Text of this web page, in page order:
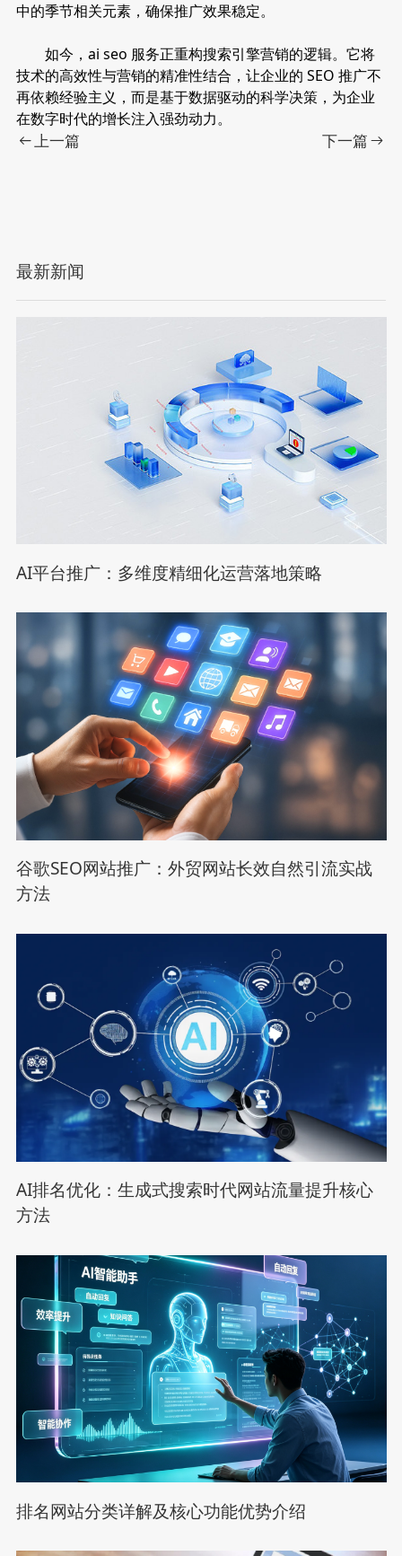
中的季节相关元素，确保推广效果稳定。
如今，ai seo 服务正重构搜索引擎营销的逻辑。它将
技术的高效性与营销的精准性结合，让企业的 SEO 推广不
再依赖经验主义，而是基于数据驱动的科学决策，为企业
在数字时代的增长注入强劲动力。
上一篇 下一篇
最新新闻
AI平台推广：多维度精细化运营落地策略
谷歌SEO网站推广：外贸网站长效自然引流实战
方法
AI排名优化：生成式搜索时代网站流量提升核心
方法
排名网站分类详解及核心功能优势介绍